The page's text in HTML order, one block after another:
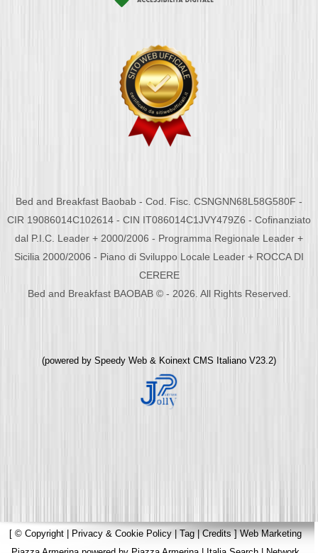
Bed and Breakfast Baobab - Cod. Fisc. CSNGNN68L58G580F -
CIR 19086014C102614 - CIN IT086014C1JVY479Z6 - Cofinanziato
dal P.I.C. Leader + 2000/2006 - Programma Regionale Leader +
Sicilia 2000/2006 - Piano di Sviluppo Locale Leader + ROCCA DI
CERERE
Bed and Breakfast BAOBAB © - 2026. All Rights Reserved.
(powered by Speedy Web & Koinext CMS Italiano V23.2)
[ © Copyright | Privacy & Cookie Policy | Tag|Credits]Web Marketing